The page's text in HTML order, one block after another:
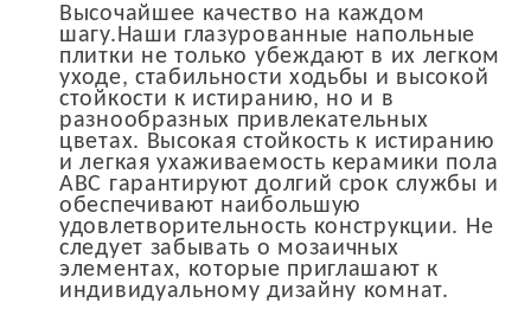
Высочайшее качество на каждом
шагу.Наши глазурованные напольные
плитки не только убеждают в их легком
уходе, стабильности ходьбы и высокой
стойкости к истиранию, но и в
разнообразных привлекательных
цветах. Высокая стойкость к истиранию
и легкая ухаживаемость керамики пола
ABC гарантируют долгий срок службы и
обеспечивают наибольшую
удовлетворительность конструкции. Не
следует забывать о мозаичных
элементах, которые приглашают к
индивидуальному дизайну комнат.